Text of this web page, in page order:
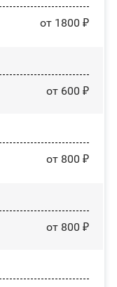
от 1800 ₽
от 600 ₽
от 800 ₽
от 800 ₽